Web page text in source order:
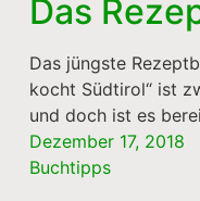
Das
Das jüngste
kocht Südtirol“ ist
und doch ist es
Dezember 17, 2018
Buchtipps